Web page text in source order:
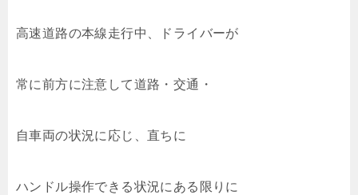
高速道路の本線走行中、ドライバーが
常に前方に注意して道路・交通・
自車両の状況に応じ、直ちに
ハンドル操作できる状況にある限りに